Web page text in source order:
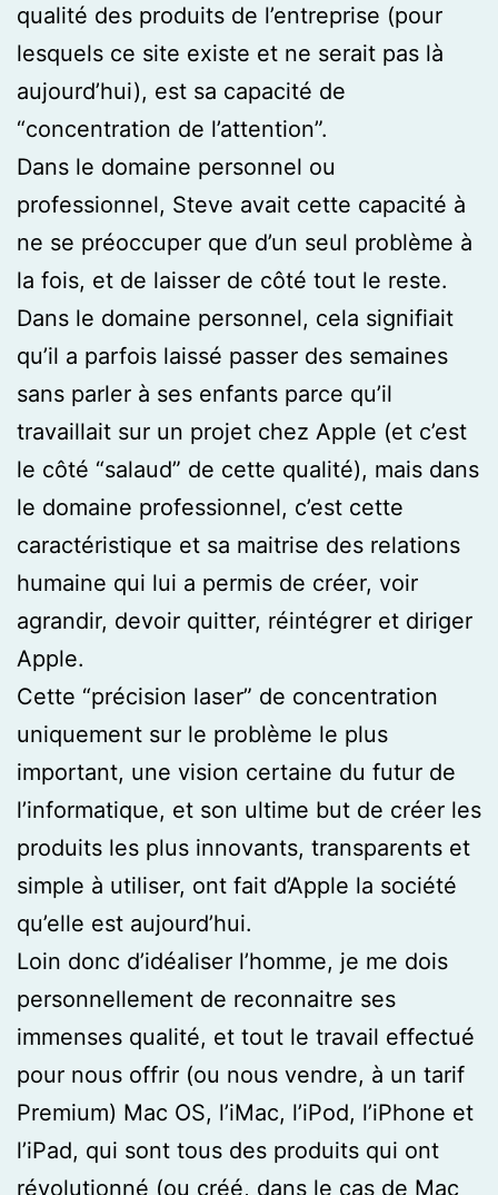
qualité des produits de l’entreprise (pour
lesquels ce site existe et ne serait pas là
aujourd’hui), est sa capacité de
“concentration de l’attention”.
Dans le domaine personnel ou
professionnel, Steve avait cette capacité à
ne se préoccuper que d’un seul problème à
la fois, et de laisser de côté tout le reste.
Dans le domaine personnel, cela signifiait
qu’il a parfois laissé passer des semaines
sans parler à ses enfants parce qu’il
travaillait sur un projet chez Apple (et c’est
le côté “salaud” de cette qualité), mais dans
le domaine professionnel, c’est cette
caractéristique et sa maitrise des relations
humaine qui lui a permis de créer, voir
agrandir, devoir quitter, réintégrer et diriger
Apple.
Cette “précision laser” de concentration
uniquement sur le problème le plus
important, une vision certaine du futur de
l’informatique, et son ultime but de créer les
produits les plus innovants, transparents et
simple à utiliser, ont fait d’Apple la société
qu’elle est aujourd’hui.
Loin donc d’idéaliser l’homme, je me dois
personnellement de reconnaitre ses
immenses qualité, et tout le travail effectué
pour nous offrir (ou nous vendre, à un tarif
Premium) Mac OS, l’iMac, l’iPod, l’iPhone et
l’iPad, qui sont tous des produits qui ont
révolutionné (ou créé, dans le cas de Mac